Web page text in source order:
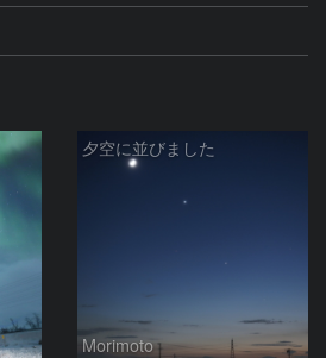
夕空に並びました
Morimoto